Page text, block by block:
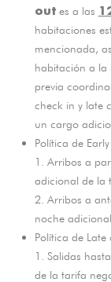
outes a las
habitaciones
mencionada,
habitación a la
previa
check in y late
un cargo
Política de
1. Arribos a
adicional de la
2. Arribos a
noche adicional.
Política de
1. Salidas
de la tarifa